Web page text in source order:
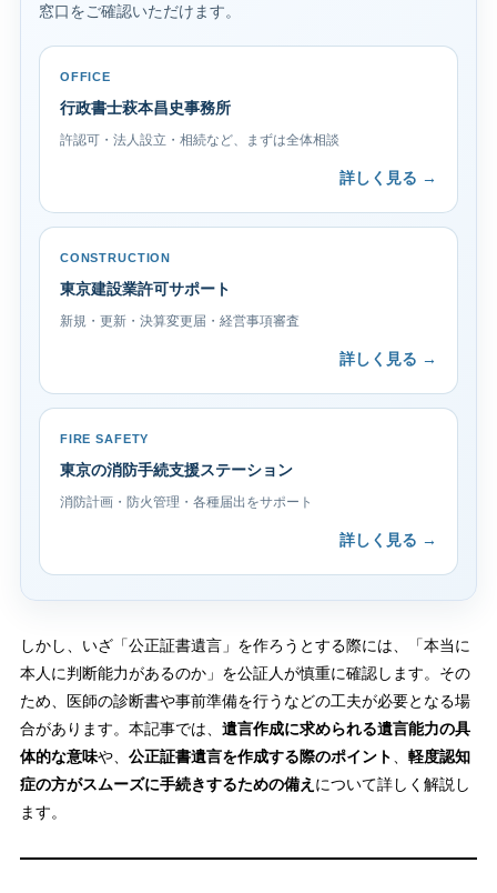
窓口をご確認いただけます。
OFFICE
行政書士萩本昌史事務所
許認可・法人設立・相続など、まずは全体相談
詳しく見る →
CONSTRUCTION
東京建設業許可サポート
新規・更新・決算変更届・経営事項審査
詳しく見る →
FIRE SAFETY
東京の消防手続支援ステーション
消防計画・防火管理・各種届出をサポート
詳しく見る →
しかし、いざ「公正証書遺言」を作ろうとする際には、「本当に
本人に判断能力があるのか」を公証人が慎重に確認します。その
ため、医師の診断書や事前準備を行うなどの工夫が必要となる場
合があります。本記事では、 遺言作成に求められる遺言能力の具
体的な意味や、 公正証書遺言を作成する際のポイント
軽度認知
症の方がスムーズに手続きするための備え について詳しく解説し
ます。